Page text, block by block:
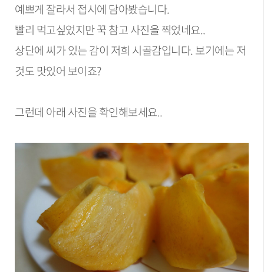
예쁘게 잘라서 접시에 담아봤습니다.
빨리 먹고싶었지만 꾹 참고 사진을 찍었네요..
상단에 씨가 있는 감이 저희 시골감입니다. 보기에는 저
것도 맛있어 보이죠?
그런데 아래 사진을 확인해보세요..